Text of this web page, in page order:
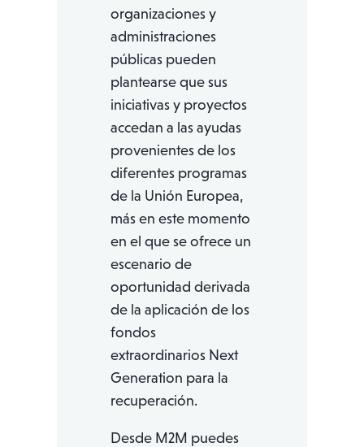
organizaciones y
administraciones
públicas pueden
plantearse que sus
iniciativas y proyectos
accedan a las ayudas
provenientes de los
diferentes programas
de la Unión Europea,
más en este momento
en el que se ofrece un
escenario de
oportunidad derivada
de la aplicación de los
fondos
extraordinarios Next
Generation para la
recuperación.
Desde M2M puedes